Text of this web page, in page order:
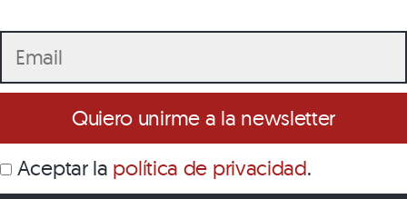
Aceptar la política de privacidad.